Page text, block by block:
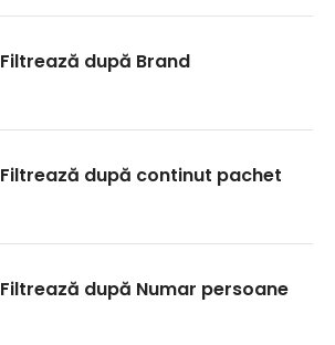
Filtrează după Brand
Filtrează după continut pachet
Filtrează după Numar persoane